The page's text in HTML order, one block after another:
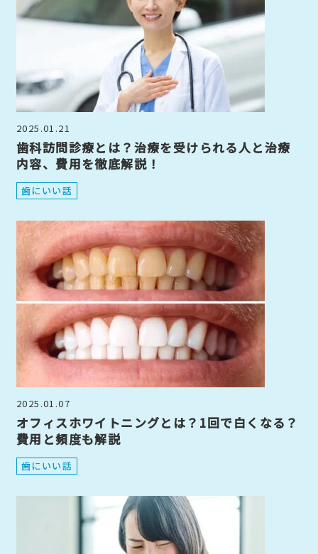
2025.01.21
歯科訪問診療とは？治療を受けられる人と治療
内容、費用を徹底解説！
歯にいい話
2025.01.07
オフィスホワイトニングとは？1回で白くなる？
費用と頻度も解説
歯にいい話